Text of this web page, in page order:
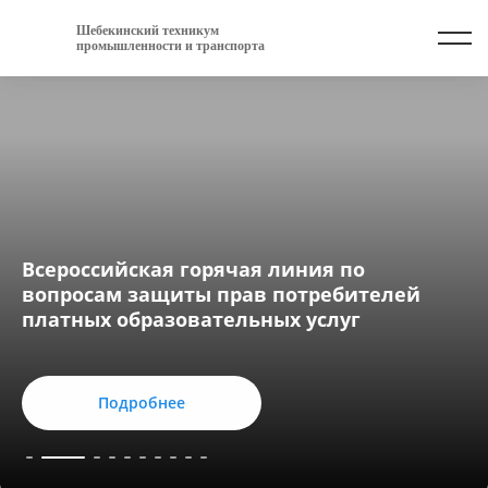
Шебекинский техникум
промышленности и транспорта